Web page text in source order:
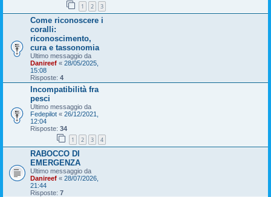
1 2 3
Come riconoscere i
coralli:
riconoscimento,
cura e tassonomia
Ultimo messaggio da
Danireef « 28/05/2025,
15:08
Risposte: 4
Incompatibilità fra
pesci
Ultimo messaggio da
Fedepilot « 26/12/2021,
12:04
Risposte: 34
1 2 3 4
RABOCCO DI
EMERGENZA
Ultimo messaggio da
Danireef « 28/07/2026,
21:44
Risposte: 7